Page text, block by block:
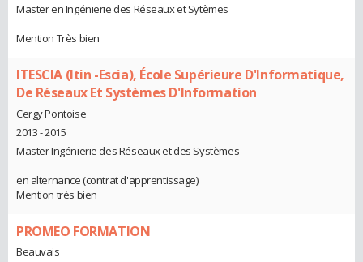
Master en Ingénierie des Réseaux et Sytèmes
Mention Très bien
ITESCIA (Itin -Escia), École Supérieure D'Informatique,
De Réseaux Et Systèmes D'Information
Cergy Pontoise
2013 - 2015
Master Ingénierie des Réseaux et des Systèmes
en alternance (contrat d'apprentissage)
Mention très bien
PROMEO FORMATION
Beauvais